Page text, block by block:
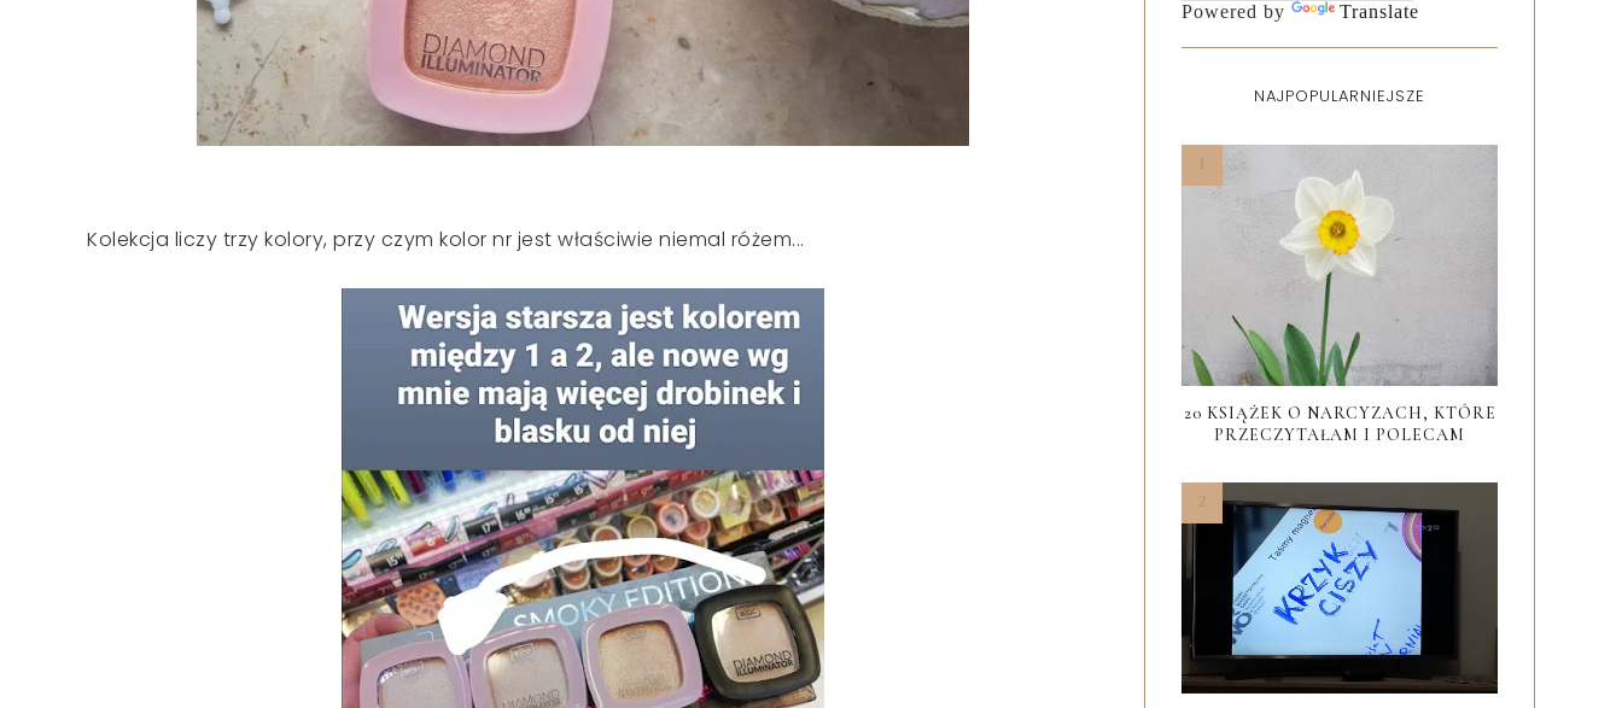
Kolekcja liczy trzy kolory, przy czym kolor nr jest właściwie niemal różem...
Powered by Translate
NAJPOPULARNIEJSZE
20 KSIĄŻEK O NARCYZACH, KTÓRE
PRZECZYTAŁAM I POLECAM